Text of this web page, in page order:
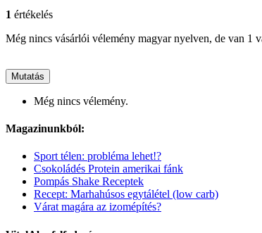
1 értékelés
Még nincs vásárlói vélemény magyar nyelven, de van 1
Mutatás
Még nincs vélemény.
Magazinunkból:
Sport télen: probléma lehet!?
Csokoládés Protein amerikai fánk
Pompás Shake Receptek
Recept: Marhahúsos egytálétel (low carb)
Várat magára az izomépítés?